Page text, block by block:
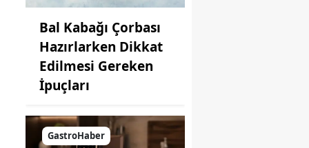
Bal Kabağı Çorbası
Hazırlarken Dikkat
Edilmesi Gereken
İpuçları
GastroHaber